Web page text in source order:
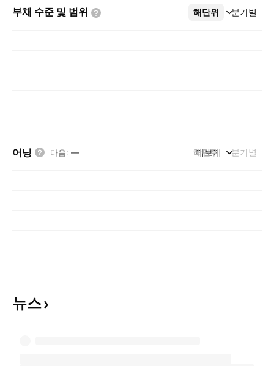
부채 수준 및 범위 해단위 분기별
더보기
어닝 다음: — 해단위 분기별
더보기
뉴스